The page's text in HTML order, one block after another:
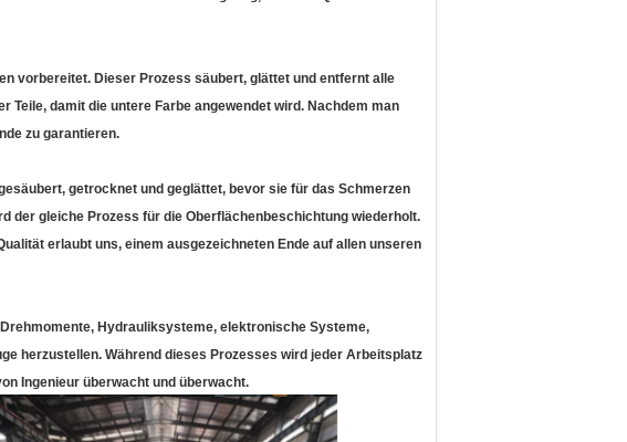
vorbereitet. Dieser Prozess säubert, glättet und entfernt alle
Teile, damit die untere Farbe angewendet wird. Nachdem man
zu garantieren.
getrocknet und geglättet, bevor sie für das Schmerzen
der gleiche Prozess für die Oberflächenbeschichtung wiederholt.
erlaubt uns, einem ausgezeichneten Ende auf allen unseren
Hydrauliksysteme, elektronische Systeme,
herzustellen. Während dieses Prozesses wird jeder Arbeitsplatz
Ingenieur überwacht und überwacht.